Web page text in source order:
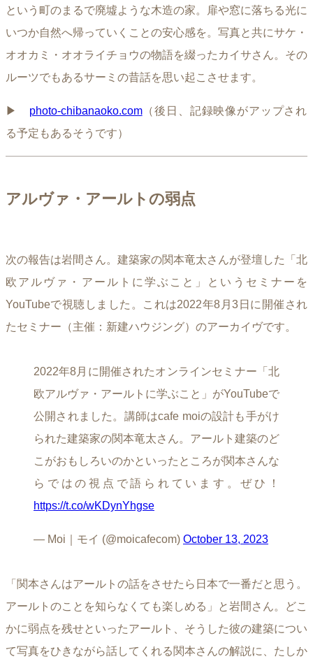
という町のまるで廃墟ような木造の家。扉や窓に落ちる光に
いつか自然へ帰っていくことの安心感を。写真と共にサケ・
オオカミ・オオライチョウの物語を綴ったカイサさん。その
ルーツでもあるサーミの昔話を思い起こさせます。
▶︎ photo-chibanaoko.com（後日、記録映像がアップされ
る予定もあるそうです）
アルヴァ・アールトの弱点
次の報告は岩間さん。建築家の関本竜太さんが登壇した「北
欧アルヴァ・アールトに学ぶこと」というセミナーを
YouTubeで視聴しました。これは2022年8月3日に開催され
たセミナー（主催：新建ハウジング）のアーカイヴです。
2022年8月に開催されたオンラインセミナー「北
欧アルヴァ・アールトに学ぶこと」がYouTubeで
公開されました。講師はcafe moiの設計も手がけ
られた建築家の関本竜太さん。アールト建築のど
こがおもしろいのかといったところが関本さんな
らではの視点で語られています。ぜひ！
https://t.co/wKDynYhgse
— Moi｜モイ (@moicafecom) October 13, 2023
「関本さんはアールトの話をさせたら日本で一番だと思う。
アールトのことを知らなくても楽しめる」と岩間さん。どこ
かに弱点を残せといったアールト、そうした彼の建築につい
て写真をひきながら話してくれる関本さんの解説に、たしか